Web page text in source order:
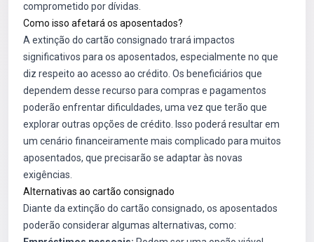
comprometido por dívidas.
Como isso afetará os aposentados?
A extinção do cartão consignado trará impactos
significativos para os aposentados, especialmente no que
diz respeito ao acesso ao crédito. Os beneficiários que
dependem desse recurso para compras e pagamentos
poderão enfrentar dificuldades, uma vez que terão que
explorar outras opções de crédito. Isso poderá resultar em
um cenário financeiramente mais complicado para muitos
aposentados, que precisarão se adaptar às novas
exigências.
Alternativas ao cartão consignado
Diante da extinção do cartão consignado, os aposentados
poderão considerar algumas alternativas, como: